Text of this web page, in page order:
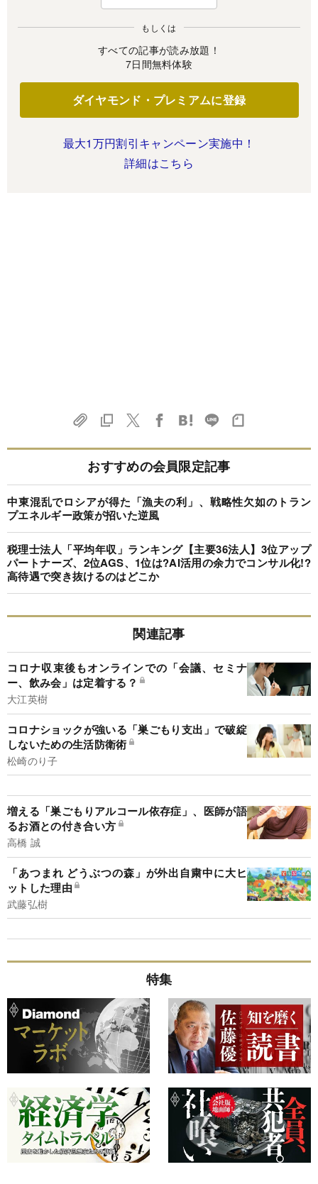
もしくは
すべての記事が読み放題！
7日間無料体験
ダイヤモンド・プレミアムに登録
最大1万円割引キャンペーン実施中！
詳細はこちら
おすすめの会員限定記事
中東混乱でロシアが得た「漁夫の利」、戦略性欠如のトラン
プエネルギー政策が招いた逆風
税理士法人「平均年収」ランキング【主要36法人】3位アップ
パートナーズ、2位AGS、1位は?AI活用の余力でコンサル化!?
高待遇で突き抜けるのはどこか
関連記事
コロナ収束後もオンラインでの「会議、セミナ
ー、飲み会」は定着する？
大江英樹
コロナショックが強いる「巣ごもり支出」で破綻
しないための生活防衛術
松崎のり子
増える「巣ごもりアルコール依存症」、医師が語
るお酒との付き合い方
高橋 誠
「あつまれ どうぶつの森」が外出自粛中に大ヒ
ットした理由
武藤弘樹
特集